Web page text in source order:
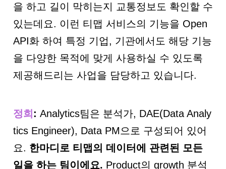
을 하고 길이 막히는지 교통정보도 확인할 수
있는데요. 이런 티맵 서비스의 기능을 Open
API화 하여 특정 기업, 기관에서도 해당 기능
을 다양한 목적에 맞게 사용하실 수 있도록
제공해드리는 사업을 담당하고 있습니다.
정희: Analytics팀은 분석가, DAE(Data Analy
tics Engineer), Data PM으로 구성되어 있어
요. 한마디로 티맵의 데이터에 관련된 모든
일을 하는 팀이에요. Product의 growth 분석